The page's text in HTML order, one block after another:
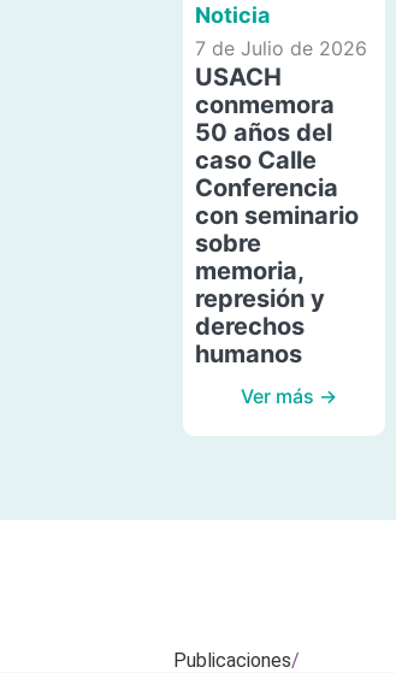
Noticia
7 de Julio de 2026
USACH
conmemora
50 años del
caso Calle
Conferencia
con seminario
sobre
memoria,
represión y
derechos
humanos
Ver más →
Publicaciones/